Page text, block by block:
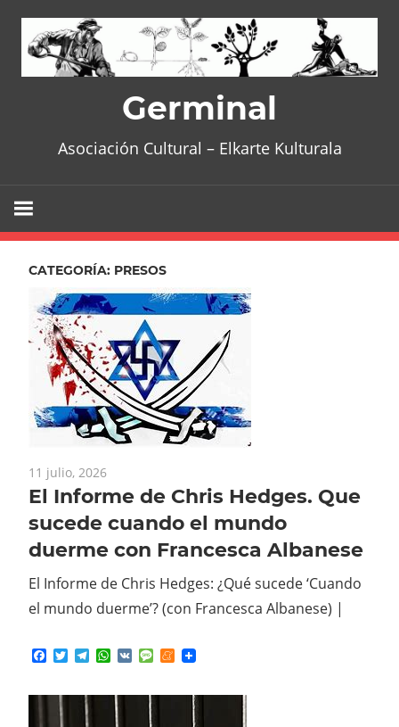
content
Germinal
Asociación Cultural – Elkarte Kulturala
CATEGORÍA: PRESOS
11 julio, 2026
El Informe de Chris Hedges. Que
sucede cuando el mundo
duerme con Francesca Albanese
El Informe de Chris Hedges: ¿Qué sucede ‘Cuando
el mundo duerme’? (con Francesca Albanese) |
Facebook
TwitterTelegram
WhatsApp
VK MessageMeneame